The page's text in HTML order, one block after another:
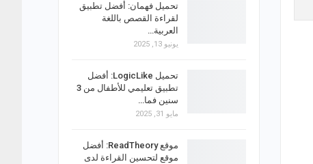
تحميل فهمان: أفضل تطبيق
لقراءة القصص باللغة
العربية…
يونيو 13, 2025
تحميل LogicLike: أفضل
تطبيق تعليمي للأطفال من 3
سنين فما…
مايو 31, 2025
موقع ReadTheory: أفضل
موقع لتحسين القراءة لدى